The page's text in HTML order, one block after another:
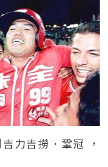
力吉撈．鞏冠 ，